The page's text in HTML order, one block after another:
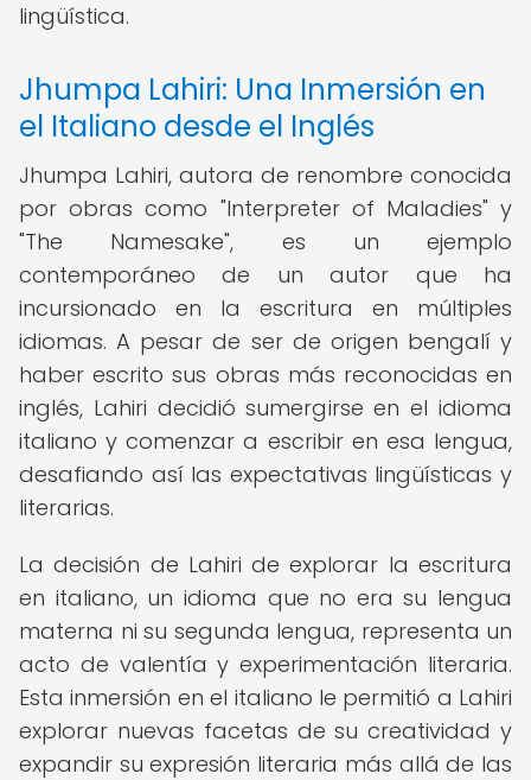
lingüística.
Jhumpa Lahiri: Una Inmersión en
el Italiano desde el Inglés
Jhumpa Lahiri, autora de renombre conocida
por obras como "Interpreter of Maladies" y
"The Namesake", es un ejemplo
contemporáneo de un autor que ha
incursionado en la escritura en múltiples
idiomas. A pesar de ser de origen bengalí y
haber escrito sus obras más reconocidas en
inglés, Lahiri decidió sumergirse en el idioma
italiano y comenzar a escribir en esa lengua,
desafiando así las expectativas lingüísticas y
literarias.
La decisión de Lahiri de explorar la escritura
en italiano, un idioma que no era su lengua
materna ni su segunda lengua, representa un
acto de valentía y experimentación literaria.
Esta inmersión en el italiano le permitió a Lahiri
explorar nuevas facetas de su creatividad y
expandir su expresión literaria más allá de las